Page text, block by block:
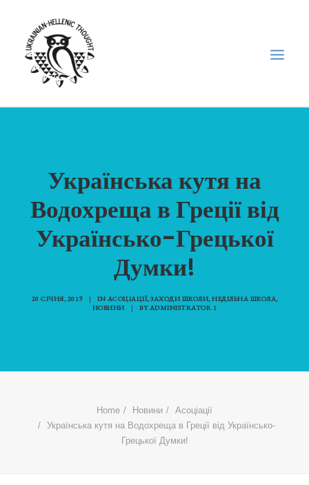
ГОЛОДОМОР
ФОРУМ УКРАЇНСЬКОЇ ДІАСПОРИ В ГРЕЦІЇ
ПРО НАС
“ВІСНИК”/”ΑΓΓΕΛΙΑΦΌΡΟΣ”
Українська кутя на
Водохреща в Греції від
Українсько-Грецької
Думки!
20 СІЧНЯ, 2019 | IN АСОЦІАЦІЇ,ЗАХОДИ ШКОЛИ,НЕДІЛЬНА ШКОЛА,
НОВИНИ
| BYADMINISTRATOR 1
Home Новини
Асоціації
Українська кутя на Водохреща в Греції від Українсько-
Грецької Думки!